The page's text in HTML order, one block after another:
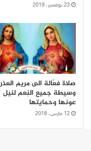
23 نوفمبر، 2019
صلاة فعّالة الى مريم
وسيطة جميع النِعم لنيل
عونها وحمايتها
12 مارس، 2018